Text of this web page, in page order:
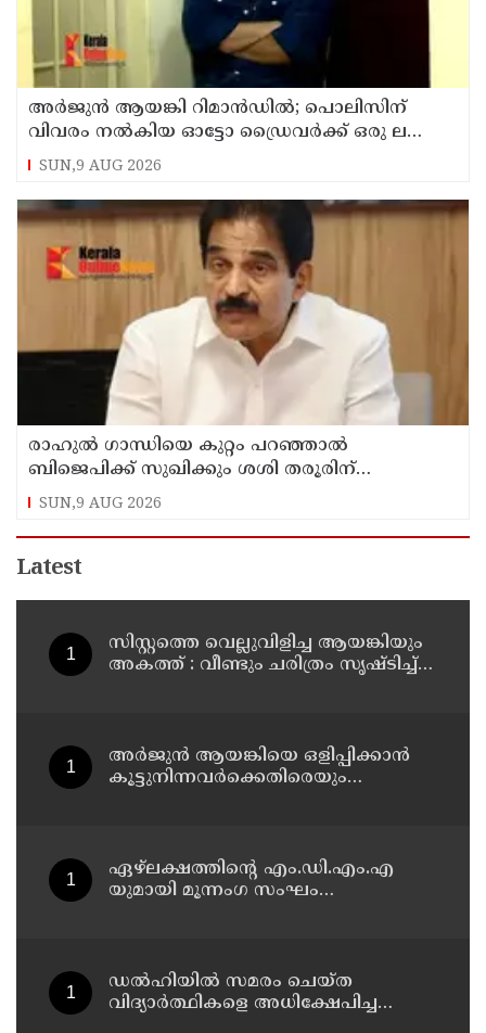
അര്‍ജുന്‍ ആയങ്കി റിമാന്‍ഡില്‍; പൊലിസിന്
വിവരം നൽകിയ ഓട്ടോ ഡ്രൈവർക്ക് ഒരു ലക്ഷം
പാരിതോഷികം നൽകുമെന്ന് മന്ത്രി
SUN,9 AUG 2026
രാഹുല്‍ ഗാന്ധിയെ കുറ്റം പറഞ്ഞാല്‍
ബിജെപിക്ക് സുഖിക്കും ശശി തരൂരിന്
മറുപടിയുമായി കെ സി വേണുഗോപാല്‍
SUN,9 AUG 2026
Latest
സിസ്റ്റത്തെ വെല്ലുവിളിച്ച ആയങ്കിയും
അകത്ത് : വീണ്ടും ചരിത്രം സൃഷ്‌ടിച്ച്
അർജുൻ ആയങ്കിയെ ഒളിപ്പിക്കാൻ
കൂട്ടുനിന്നവർക്കെതിരെയും
ഏഴ്ലക്ഷത്തിൻ്റെ എം.ഡി.എം.എ
യുമായി മൂന്നംഗ സംഘം
ഡൽഹിയിൽ സമരം ചെയ്ത
വിദ്യാർത്ഥികളെ അധിക്ഷേപിച്ച